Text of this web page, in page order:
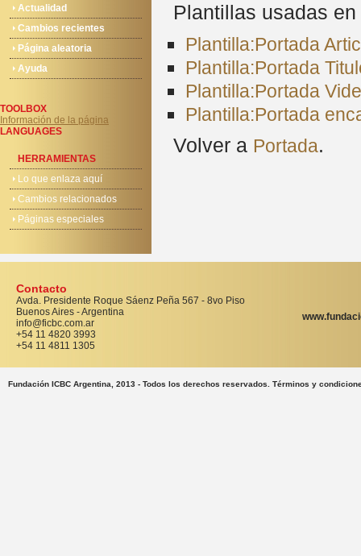
Actualidad
Cambios recientes
Página aleatoria
Ayuda
TOOLBOX
Información de la página
LANGUAGES
HERRAMIENTAS
Lo que enlaza aquí
Cambios relacionados
Páginas especiales
Plantillas usadas
Plantilla:Portada
Plantilla:Portada
Plantilla:Portada
Plantilla:Portada
Volver a Portada.
Contacto
Avda. Presidente Roque Sáenz Peña 567 - 8vo Piso
Buenos Aires - Argentina
info@ficbc.com.ar
+54 11 4820 3993
+54 11 4811 1305
Fundación ICBC Argentina, 2013 - Todos los derechos reservados. Términos y